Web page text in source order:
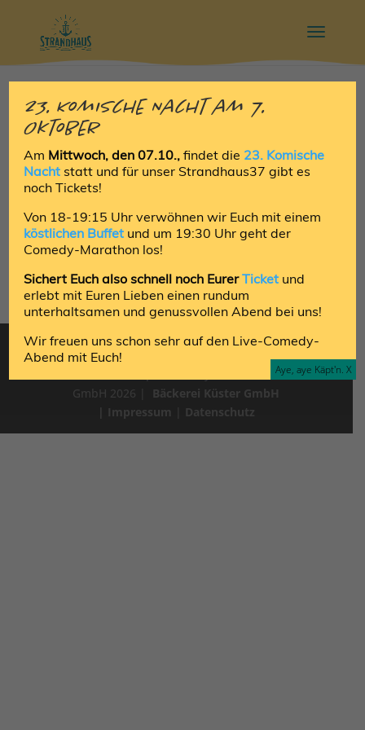
Keine Ergebnisse gefunden
Die angefragte Seite konnte nicht gefunden werden.
Verfeinern Sie Ihre Suche oder verwenden Sie die
Navigation oben, um den Beitrag zu finden.
© Strandhaus37 powered by Bäckerei Küster
GmbH 2026 |
Bäckerei Küster GmbH
| Impressum Datenschutz
23. Komische Nacht am 7.
Oktober
Am Mittwoch, den 07.10.,findet die 23. Komische
Nacht statt und für unser Strandhaus37 gibt es
noch Tickets!
Von 18-19:15 Uhr verwöhnen wir Euch mit einem
köstlichen Buffet und um 19:30 Uhr geht der
Comedy-Marathon los!
Sichert Euch also schnell noch EurerTicket und
erlebt mit Euren Lieben einen rundum
unterhaltsamen und genussvollen Abend bei uns!
Wir freuen uns schon sehr auf den Live-Comedy-
Abend mit Euch!
Aye, aye Käpt'n. X